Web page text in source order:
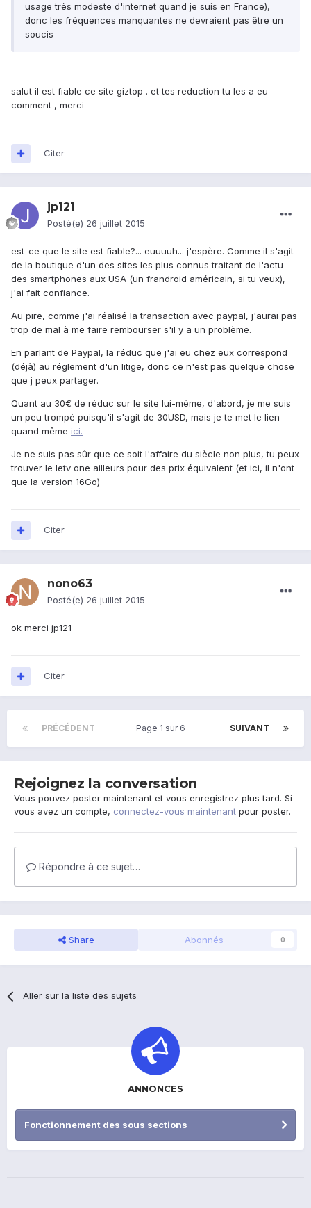
usage très modeste d'internet quand je suis en France),
donc les fréquences manquantes ne devraient pas être un
soucis
salut il est fiable ce site giztop . et tes reduction tu les a eu
comment , merci
Citer
jp121
Posté(e) 26 juillet 2015
est-ce que le site est fiable?... euuuuh... j'espère. Comme il s'agit
de la boutique d'un des sites les plus connus traitant de l'actu
des smartphones aux USA (un frandroid américain, si tu veux),
j'ai fait confiance.
Au pire, comme j'ai réalisé la transaction avec paypal, j'aurai pas
trop de mal à me faire rembourser s'il y a un problème.
En parlant de Paypal, la réduc que j'ai eu chez eux correspond
(déjà) au réglement d'un litige, donc ce n'est pas quelque chose
que j peux partager.
Quant au 30€ de réduc sur le site lui-même, d'abord, je me suis
un peu trompé puisqu'il s'agit de 30USD, mais je te met le lien
quand même ici.
Je ne suis pas sûr que ce soit l'affaire du siècle non plus, tu peux
trouver le letv one ailleurs pour des prix équivalent (et ici, il n'ont
que la version 16Go)
Citer
nono63
Posté(e) 26 juillet 2015
ok merci jp121
Citer
PRÉCÉDENT SUIVANT
Page 1 sur 6
Rejoignez la conversation
Vous pouvez poster maintenant et vous enregistrez plus tard. Si
vous avez un compte, connectez-vous maintenant pour poster.
Répondre à ce sujet…
Share Abonnés 0
Aller sur la liste des sujets
ANNONCES
Fonctionnement des sous sections